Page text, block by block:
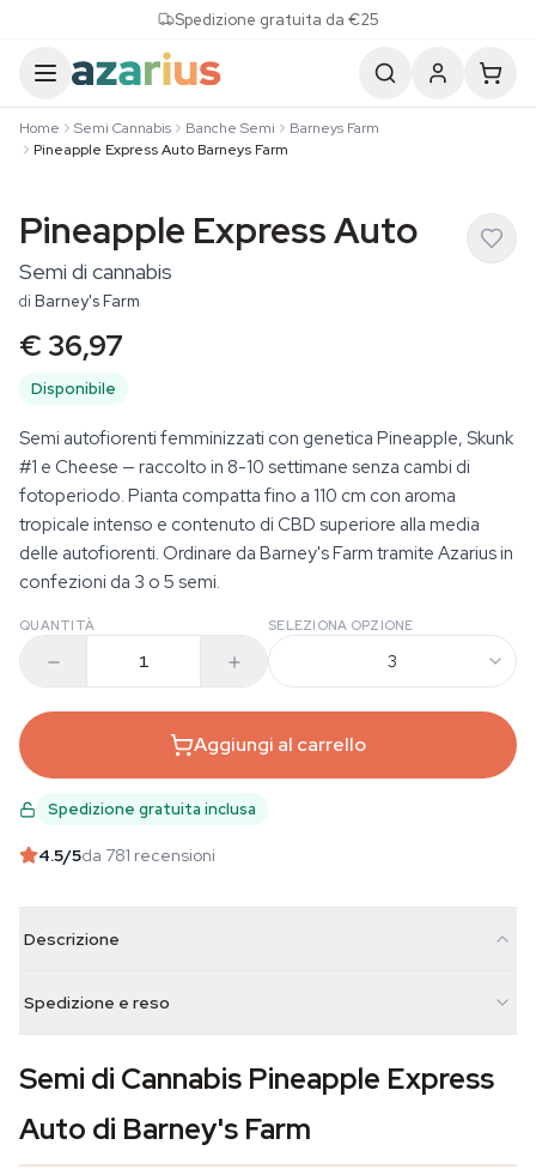
Spedizione gratuita da €25
Home Semi Cannabis Banche Semi
Barneys Farm
Pineapple Express Auto Barneys Farm
Pineapple Express Auto
Semi di cannabis
di Barney's Farm
€ 36,97
Disponibile
Semi autofiorenti femminizzati con genetica Pineapple, Skunk
#1 e Cheese — raccolto in 8-10 settimane senza cambi di
fotoperiodo. Pianta compatta fino a 110 cm con aroma
tropicale intenso e contenuto di CBD superiore alla media
delle autofiorenti. Ordinare da Barney's Farm tramite Azarius in
confezioni da 3 o 5 semi.
QUANTITÀ SELEZIONA OPZIONE
3
Aggiungi al carrello
Spedizione gratuita inclusa
4.5/5da 781 recensioni
Descrizione
Spedizione e reso
Semi di Cannabis Pineapple Express
Auto di Barney's Farm